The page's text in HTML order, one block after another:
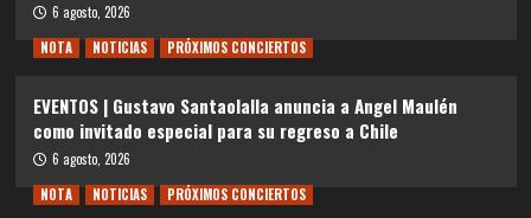
6 agosto, 2026
NOTA
NOTICIAS PRÓXIMOS CONCIERTOS
EVENTOS | Gustavo Santaolalla anuncia a Angel Maulén
como invitado especial para su regreso a Chile
6 agosto, 2026
NOTA
NOTICIAS PRÓXIMOS CONCIERTOS